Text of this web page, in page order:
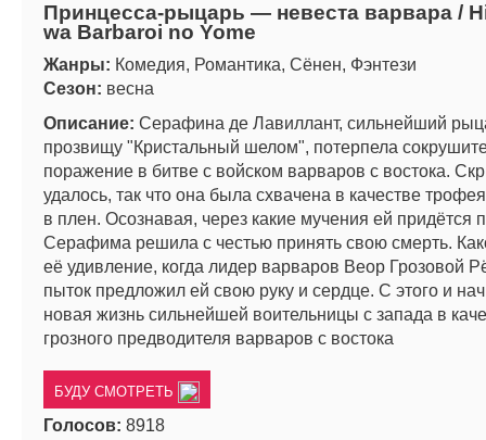
Принцесса-рыцарь — невеста варвара /
wa Barbaroi no Yome
Жанры: Комедия, Романтика, Сёнен, Фэнтези
Сезон: весна
Описание: Серафина де Лавиллант, сильнейший
прозвищу "Кристальный шелом", потерпела
поражение в битве с войском варваров с востока.
удалось, так что она была схвачена в качестве
в плен. Осознавая, через какие мучения ей придётся
Серафима решила с честью принять свою смерть.
её удивление, когда лидер варваров Веор Грозовой
пыток предложил ей свою руку и сердце. С этого и
новая жизнь сильнейшей воительницы с запада в
грозного предводителя варваров с востока
БУДУ СМОТРЕТЬ
Голосов: 8918